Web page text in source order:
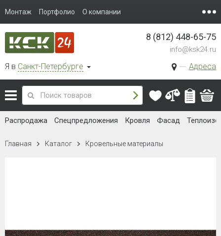
Монтаж Портфолио О компании
Я в Санкт-Петербурге Адреса
8 (812) 448-65-75
info@ksk24.ru
Распродажа Спецпредложения Кровля Фасад
Главная Каталог Кровельные материалы